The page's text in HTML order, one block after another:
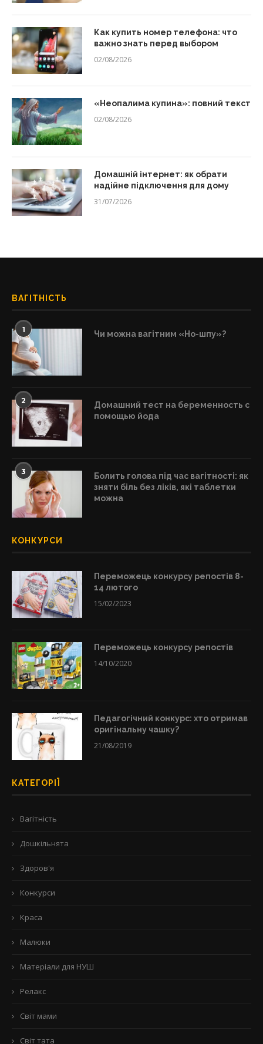
Как купить номер телефона: что
важно знать перед выбором
02/08/2026
«Неопалима купина»: повний текст
02/08/2026
Домашній інтернет: як обрати
надійне підключення для дому
31/07/2026
ВАГІТНІСТЬ
1 Чи можна вагітним «Но-шпу»?
2
Домашний тест на беременность с
помощью йода
3
Болить голова під час вагітності: як
зняти біль без ліків, які таблетки
можна
КОНКУРСИ
Переможець конкурсу репостів 8-
14 лютого
15/02/2023
Переможець конкурсу репостів
14/10/2020
Педагогічний конкурс: хто отримав
оригінальну чашку?
21/08/2019
КАТЕГОРІЇ
Вагітність
Дошкільнята
Здоров'я
Конкурси
Краса
Малюки
Матеріали для НУШ
Релакс
Світ мами
Світ тата